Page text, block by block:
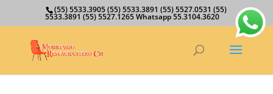
(55) 5533.3905 (55) 5533.3891 (55) 5527.0531 (55)
5533.3891 (55) 5527.1265 Whatsapp 55.3104.3620